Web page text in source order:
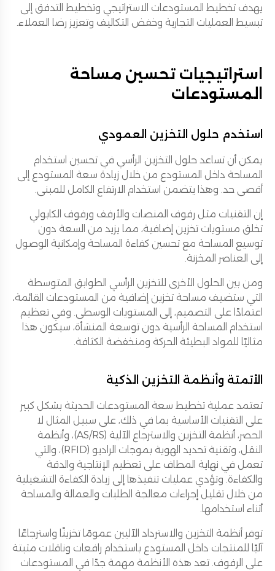
يهدف تخطيط المستودعات الاستراتيجي وتخطيط التدفق إلى
تبسيط العمليات التجارية وخفض التكاليف وتعزيز رضا العملاء.
استراتيجيات تحسين مساحة
المستودعات
استخدم حلول التخزين العمودي
يمكن أن تساعد حلول التخزين الرأسي في تحسين استخدام
المساحة داخل المستودع من خلال زيادة سعة المستودع إلى
أقصى حد. وهذا يتضمن استخدام الارتفاع الكامل للمبنى.
إن التقنيات مثل رفوف المنصات والأرفف ورفوف الكابولي
تخلق مستويات تخزين إضافية، مما يزيد من السعة دون
توسيع المساحة مع تحسين كفاءة المساحة وإمكانية الوصول
إلى العناصر المخزنة.
ومن بين الحلول الأخرى للتخزين الرأسي الطوابق المتوسطة
التي ستضيف مساحة تخزين إضافية من المستودعات القائمة،
اعتمادًا على التصميم، إلى المستويات الوسطى. وفي تعظيم
استخدام المساحة الرأسية دون توسعة المنشأة، سيكون هذا
مثاليًا للمواد البطيئة الحركة ومنخفضة الكثافة.
الأتمتة وأنظمة التخزين الذكية
تعتمد عملية تخطيط سعة المستودعات الحديثة بشكل كبير
على التقنيات الأساسية بما في ذلك، على سبيل المثال لا
الحصر، أنظمة التخزين والاسترجاع الآلية (AS/RS)، وأنظمة
النقل، وتقنية تحديد الهوية بموجات الراديو (RFID)، والتي
تعمل في نهاية المطاف على تعظيم الإنتاجية والدقة
والكفاءة. وتؤدي عمليات تنفيذها إلى زيادة الكفاءة التشغيلية
من خلال تقليل إجراءات معالجة الطلبات والعمالة والمساحة
أثناء استخدامها.
توفر أنظمة التخزين والاسترداد الآليين عمومًا تخزينًا واسترجاعًا
آليًا للمنتجات داخل المستودع باستخدام رافعات وناقلات مثبتة
على الرفوف. تعد هذه الأنظمة مهمة جدًا في المستودعات